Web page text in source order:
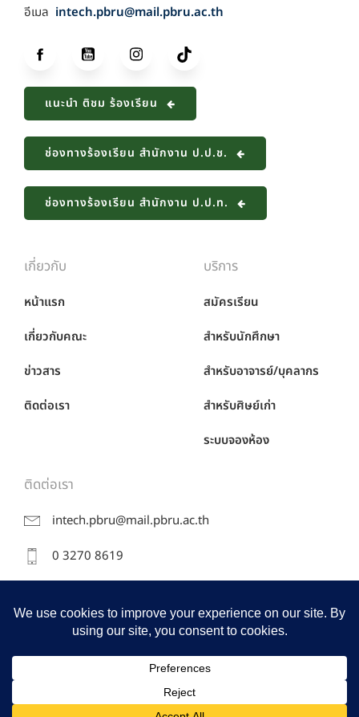
อีเมล intech.pbru@mail.pbru.ac.th
แนะนำ ติชม ร้องเรียน
ช่องทางร้องเรียน สำนักงาน ป.ป.ช.
ช่องทางร้องเรียน สำนักงาน ป.ป.ท.
เกี่ยวกับ
หน้าแรก
เกี่ยวกับคณะ
ข่าวสาร
ติดต่อเรา
บริการ
สมัครเรียน
สำหรับนักศึกษา
สำหรับอาจารย์/บุคลากร
สำหรับศิษย์เก่า
ระบบจองห้อง
ติดต่อเรา
intech.pbru@mail.pbru.ac.th
0 3270 8619
76000
Copyright ©2017 คณะวิศวกรรมศาสตร์และเทคโนโลยีอุตสาหกรรม ม.ราชภัฏเพชรบุรี All
rights reserved.